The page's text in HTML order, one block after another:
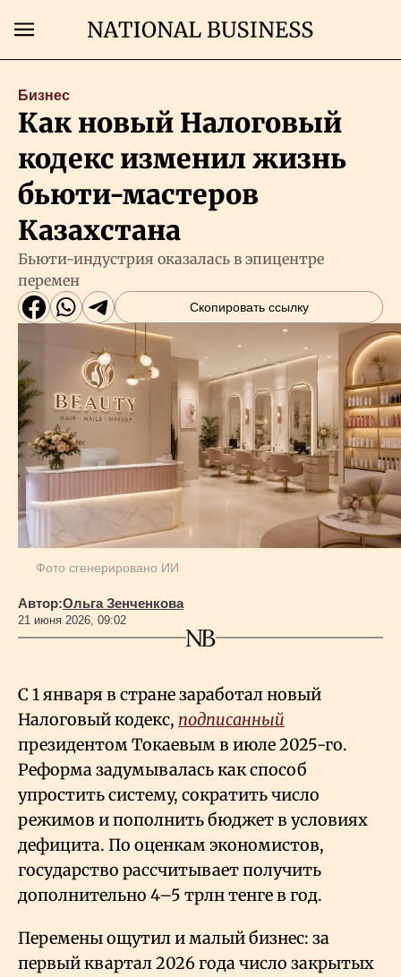
Главная
Экономика
Бизнес
Рынки
Власть
Геополитика
Исследования
Люди
Life & Arts
Все новости
Бизнес
Как новый Налоговый
кодекс изменил жизнь
бьюти-мастеров
Казахстана
Бьюти-индустрия оказалась в эпицентре
перемен
Скопировать ссылку
Фото сгенерировано ИИ
Автор:Ольга Зенченкова
21 июня 2026, 09:02
С 1 января в стране заработал новый
Налоговый кодекс, подписанный
президентом Токаевым в июле 2025-го.
Реформа задумывалась как способ
упростить систему, сократить число
режимов и пополнить бюджет в условиях
дефицита. По оценкам экономистов,
государство рассчитывает получить
дополнительно 4–5 трлн тенге в год.
Перемены ощутил и малый бизнес: за
первый квартал 2026 года число закрытых